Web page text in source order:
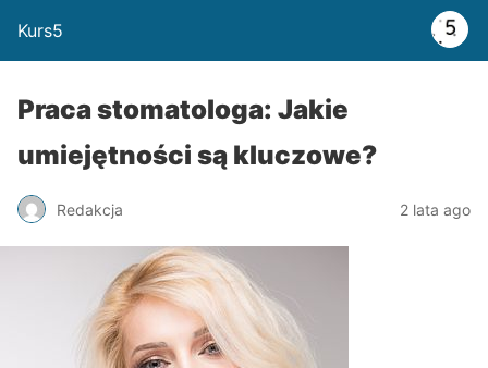
Kurs5
Praca stomatologa: Jakie
umiejętności są kluczowe?
Redakcja 2 lata ago